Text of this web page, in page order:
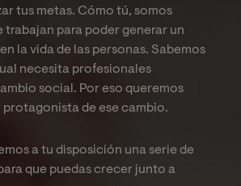
permiten los
tus metas. Cómo tú, somos
trabajan para poder generar un
la vida de las personas. Sabemos
necesita profesionales
social. Por eso queremos
protagonista de ese cambio.
a tu disposición una serie de
que puedas crecer junto a